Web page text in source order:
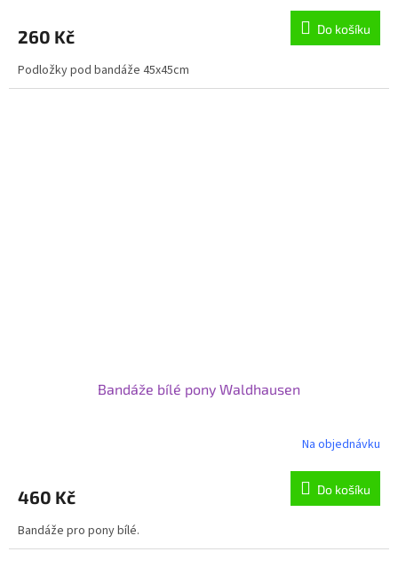
260 Kč Do košíku
Podložky pod bandáže 45x45cm
Bandáže bílé pony Waldhausen
Na objednávku
460 Kč Do košíku
Bandáže pro pony bílé.